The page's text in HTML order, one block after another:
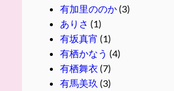
有加里ののか(3)
ありさ (1)
有坂真宵 (1)
有栖かなう (4)
有栖舞衣 (7)
有馬美玖 (3)